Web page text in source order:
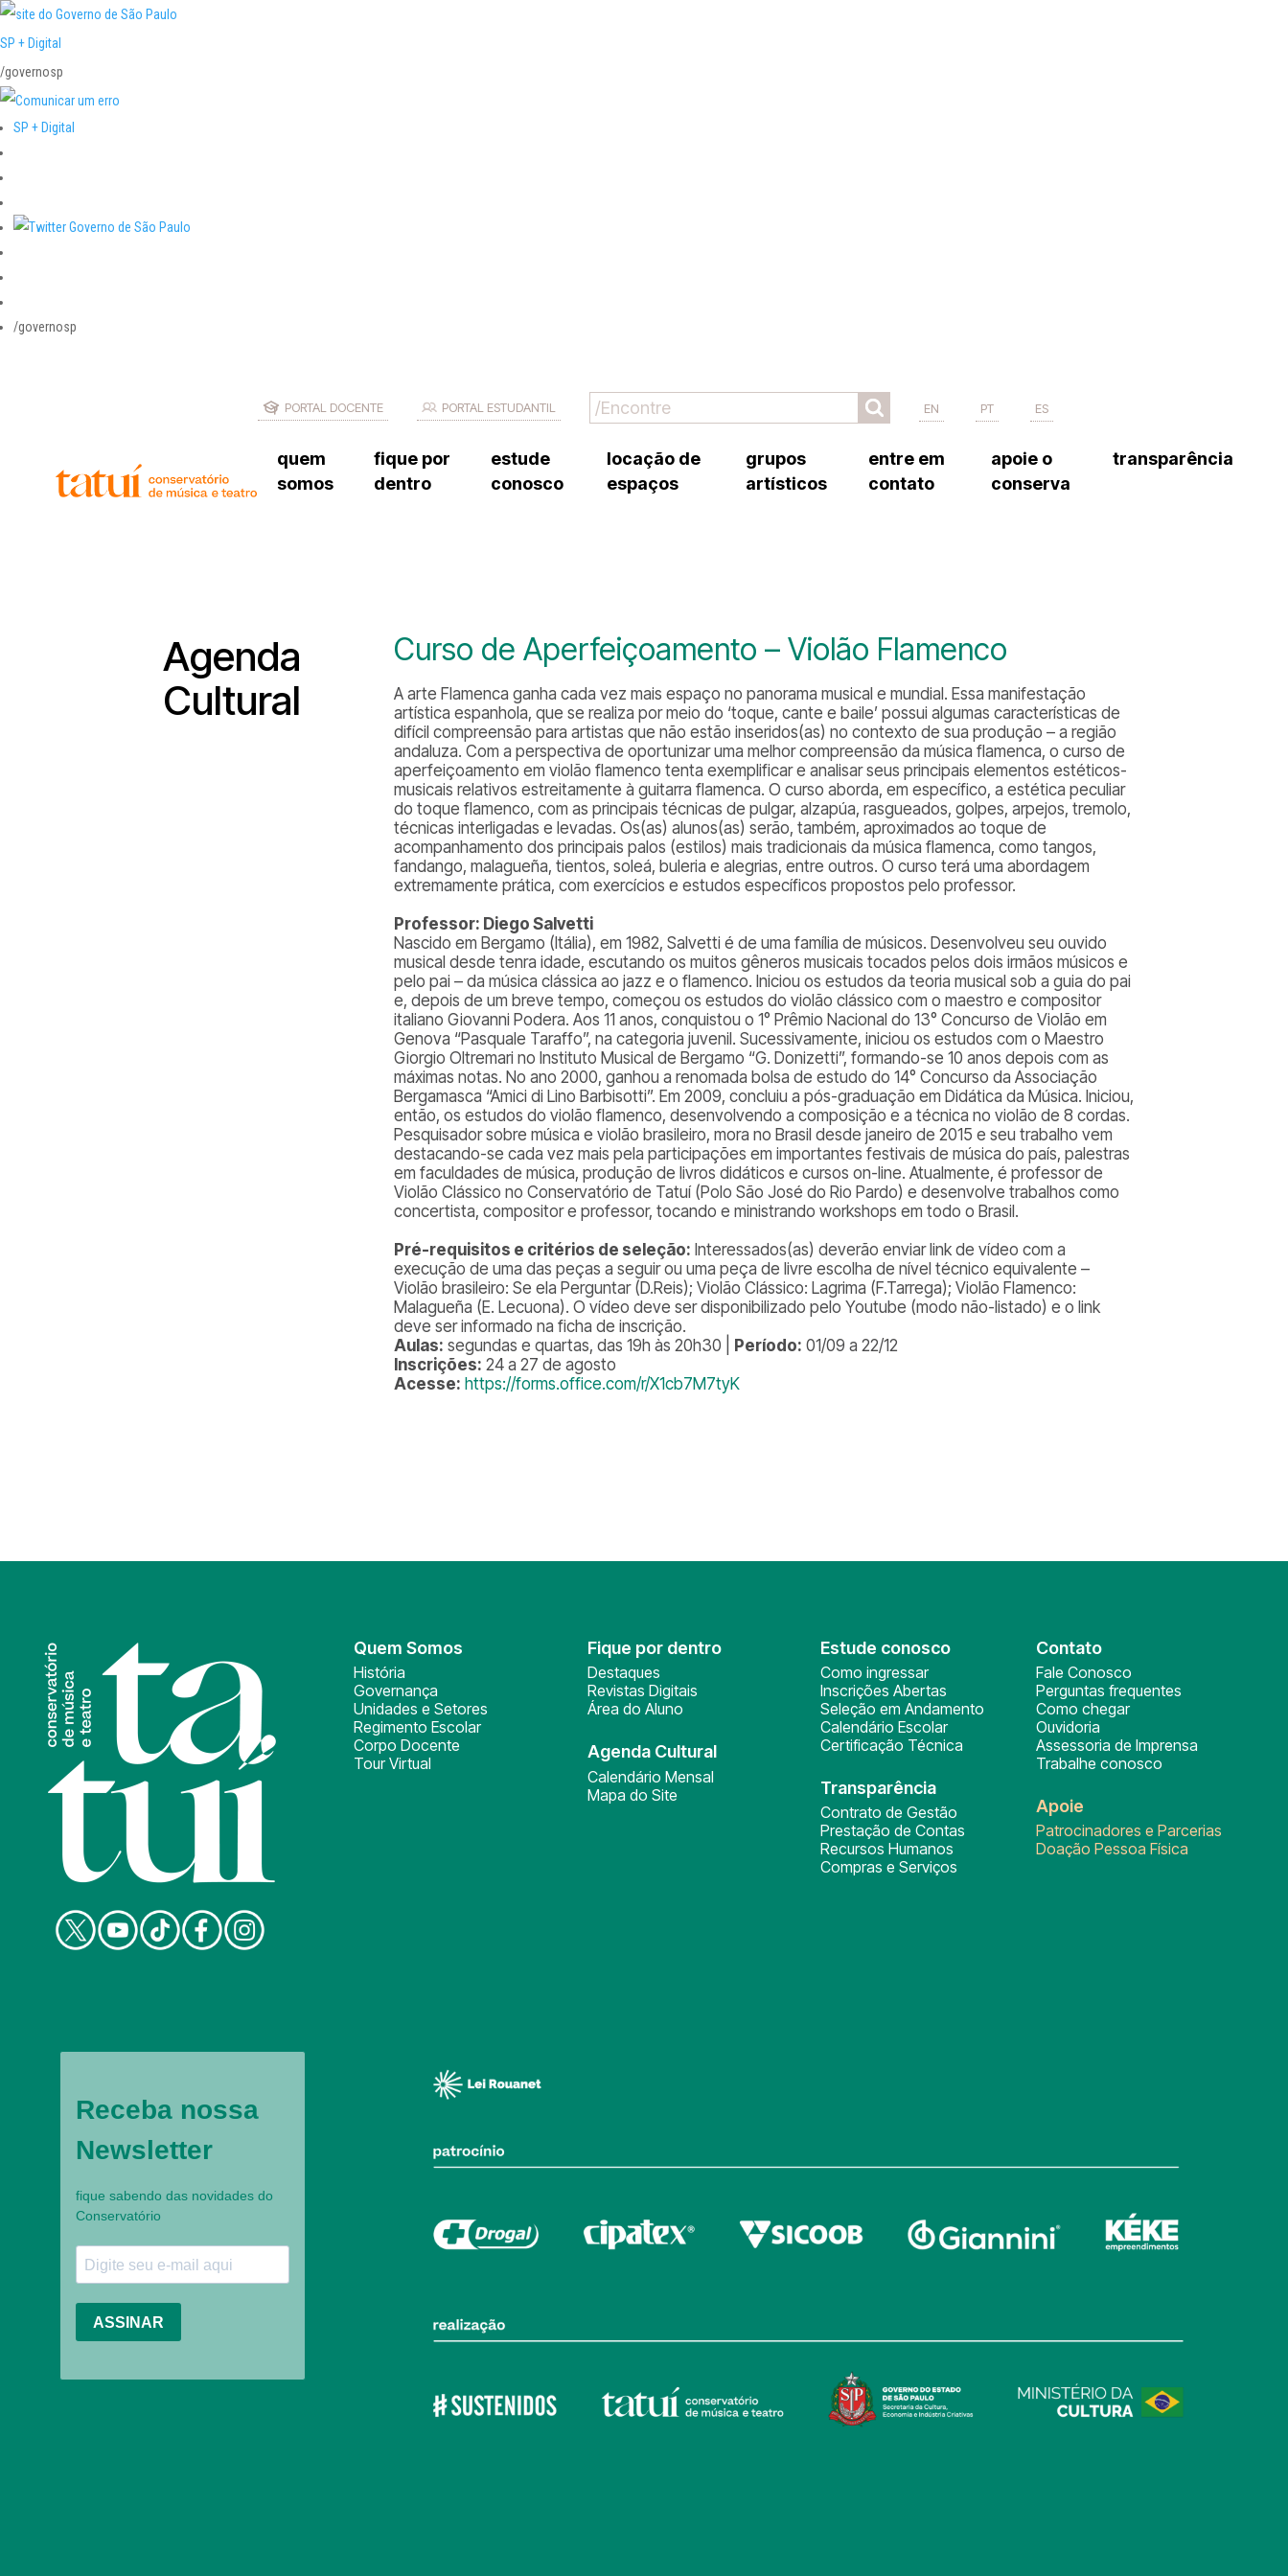
SP + Digital
/governosp
SP + Digital
/governosp
PORTAL DOCENTE PORTAL ESTUDANTIL EN PT ES
quem
somos
fique por
dentro
estude
conosco
locação de
espaços
grupos
artísticos
entre em
contato
assessoria de imprensa
trabalhe conosco
apoie o
conserva
transparência
Agenda
Cultural
Curso de Aperfeiçoamento – Violão Flamenco
A arte Flamenca ganha cada vez mais espaço no panorama musical e mundial. Essa manifestação
artística espanhola, que se realiza por meio do ‘toque,cante ebaile’possui algumas características de
difícil compreensão para artistas que não estão inseridos(as) no contexto de sua produção – a região
andaluza. Com a perspectiva de oportunizar uma melhor compreensão da música flamenca, o curso de
aperfeiçoamento em violão flamenco tenta exemplificar e analisar seus principais elementos estéticos-
musicais relativos estreitamente à guitarra flamenca. O curso aborda, em específico, a estética peculiar
do toque flamenco, com as principais técnicas depulgar, alzapúa, rasgueados, golpes, arpejos, tremolo,
técnicas interligadas elevadas. Os(as) alunos(as) serão, também, aproximados ao toque de
acompanhamento dos principaispalos (estilos) mais tradicionais da música flamenca, comotangos,
fandango, malagueña, tientos, soleá, buleriae alegrias, entre outros. O curso terá uma abordagem
extremamente prática, com exercícios e estudos específicos propostos pelo professor.
Professor: Diego Salvetti
Nascido em Bergamo (Itália), em 1982, Salvetti é de uma família de músicos. Desenvolveu seu ouvido
musical desde tenra idade, escutando os muitos gêneros musicais tocados pelos dois irmãos músicos e
pelo pai – da música clássica ao jazz e o flamenco. Iniciou os estudos da teoria musical sob a guia do pai
e, depois de um breve tempo, começou os estudos do violão clássico com o maestro e compositor
italiano Giovanni Podera. Aos 11 anos, conquistou o 1° Prêmio Nacional do 13° Concurso de Violão em
Genova “Pasquale Taraffo”, na categoria juvenil. Sucessivamente, iniciou os estudos com o Maestro
Giorgio Oltremari no Instituto Musical de Bergamo “G. Donizetti”, formando-se 10 anos depois com as
máximas notas. No ano 2000, ganhou a renomada bolsa de estudo do 14° Concurso da Associação
Bergamasca “Amici di Lino Barbisotti”. Em 2009, concluiu a pós-graduação em Didática da Música. Iniciou,
então, os estudos do violão flamenco, desenvolvendo a composição e a técnica no violão de 8 cordas.
Pesquisador sobre música e violão brasileiro, mora no Brasil desde janeiro de 2015 e seu trabalho vem
destacando-se cada vez mais pela participações em importantes festivais de música do país, palestras
em faculdades de música, produção de livros didáticos e cursos on-line. Atualmente, é professor de
Violão Clássico no Conservatório de Tatuí (Polo São José do Rio Pardo) e desenvolve trabalhos como
concertista, compositor e professor, tocando e ministrando workshops em todo o Brasil.
Pré-requisitos e critérios de seleção: Interessados(as) deverão enviar link de vídeo com a
execução de uma das peças a seguir ou uma peça de livre escolha de nível técnico equivalente –
Violão brasileiro: Se ela Perguntar (D.Reis); Violão Clássico: Lagrima (F.Tarrega); Violão Flamenco:
Malagueña (E. Lecuona). O vídeo deve ser disponibilizado pelo Youtube (modo não-listado) e o link
deve ser informado na ficha de inscrição.
Aulas: segundas e quartas, das 19h às 20h30 | Período: 01/09 a 22/12
Inscrições: 24 a 27 de agosto
Acesse: https://forms.office.com/r/X1cb7M7tyK
Quem Somos
História
Governança
Unidades e Setores
Regimento Escolar
Corpo Docente
Tour Virtual
Fique por dentro
Destaques
Revistas Digitais
Área do Aluno
Agenda Cultural
Calendário Mensal
Mapa do Site
Estude conosco
Como ingressar
Inscrições Abertas
Seleção em Andamento
Calendário Escolar
Certificação Técnica
Transparência
Contrato de Gestão
Prestação de Contas
Recursos Humanos
Compras e Serviços
Contato
Fale Conosco
Perguntas frequentes
Como chegar
Ouvidoria
Assessoria de Imprensa
Trabalhe conosco
Apoie
Patrocinadores e Parcerias
Doação Pessoa Física